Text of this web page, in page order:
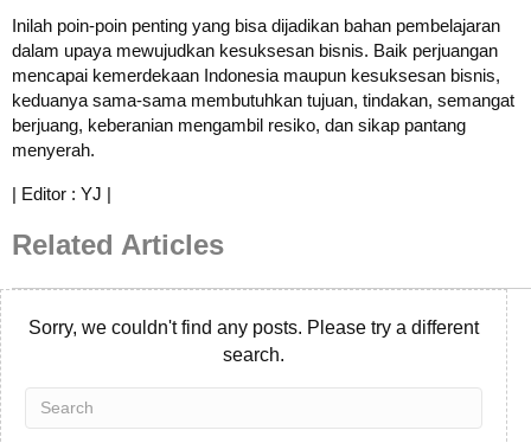
Inilah poin-poin penting yang bisa dijadikan bahan pembelajaran
dalam upaya mewujudkan kesuksesan bisnis. Baik perjuangan
mencapai kemerdekaan Indonesia maupun kesuksesan bisnis,
keduanya sama-sama membutuhkan tujuan, tindakan, semangat
berjuang, keberanian mengambil resiko, dan sikap pantang
menyerah.
| Editor : YJ |
Related Articles
Sorry, we couldn't find any posts. Please try a different
search.